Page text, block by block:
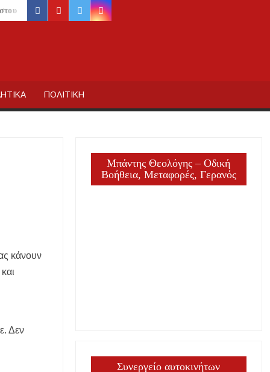
facebook
youtubetwitterinstagram
ΠΟΛΙΤΙΚΗ
κάνουν
Δεν
Μπάντης Θεολόγης – Οδική
Βοήθεια, Μεταφορές, Γερανός
Συνεργείο αυτοκινήτων